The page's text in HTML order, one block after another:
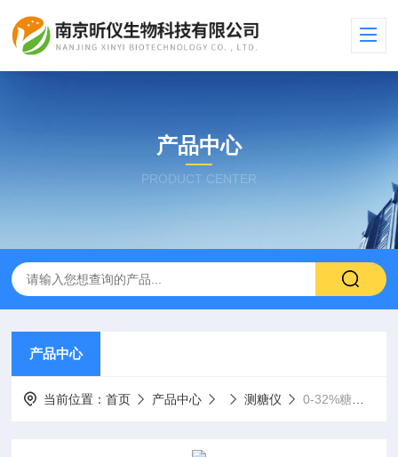
产品中心
PRODUCT CENTER
产品中心
当前位置：首页 产品中心 测糖仪 0-32%糖度计铜0.2%成都豪创 WYT-J 手持式折射仪高精密糖度计